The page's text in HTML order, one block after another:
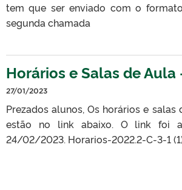
tem que ser enviado com o
segunda chamada
Horários e Salas de
27/01/2023
Prezados alunos, Os horários e
estão no link abaixo. O link foi
24/02/2023. Horarios-2022.2-C-3-1